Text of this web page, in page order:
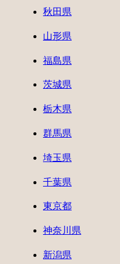
秋田県
山形県
福島県
茨城県
栃木県
群馬県
埼玉県
千葉県
東京都
神奈川県
新潟県